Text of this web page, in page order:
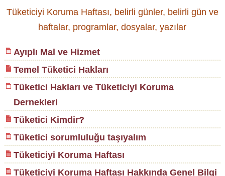
Tüketiciyi Koruma Haftası, belirli günler, belirli gün ve
haftalar, programlar, dosyalar, yazılar
Ayıplı Mal ve Hizmet
Temel Tüketici Hakları
Tüketici Hakları ve Tüketiciyi Koruma
Dernekleri
Tüketici Kimdir?
Tüketici sorumluluğu taşıyalım
Tüketiciyi Koruma Haftası
Tüketiciyi Koruma Haftası Hakkında Genel Bilgi